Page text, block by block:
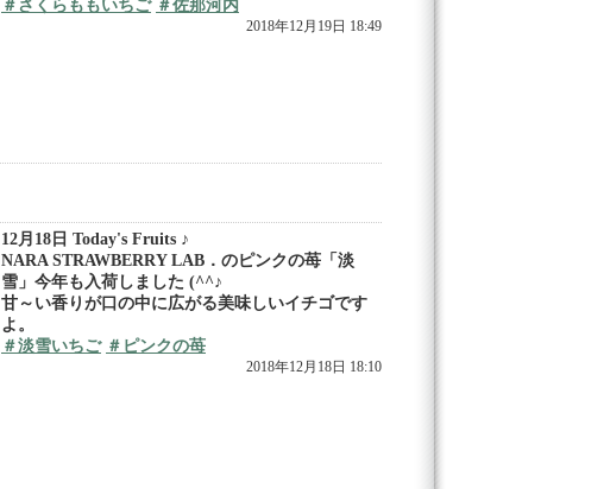
＃さくらももいちご ＃佐那河内
2018年12月19日 18:49
12月18日 Today's Fruits ♪
NARA STRAWBERRY LAB．のピンクの苺「淡
雪」今年も入荷しました (^^♪
甘～い香りが口の中に広がる美味しいイチゴです
よ。
＃淡雪いちご ＃ピンクの苺
2018年12月18日 18:10